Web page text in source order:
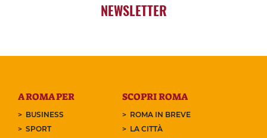
NEWSLETTER
A ROMA PER
BUSINESS
SPORT
SCOPRI ROMA
ROMA IN BREVE
LA CITTÀ